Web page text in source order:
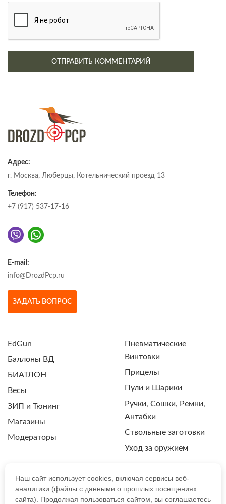
Адрес:
г. Москва, Люберцы, Котельнический проезд 13
Телефон:
+7 (917) 537-17-16
E-mail:
info@DrozdPcp.ru
ЗАДАТЬ ВОПРОС
EdGun
Баллоны ВД
БИАТЛОН
Весы
ЗИП и Тюнинг
Магазины
Модераторы
Пневматические
Винтовки
Прицелы
Пули и Шарики
Ручки, Сошки, Ремни,
Антабки
Ствольные заготовки
Уход за оружием
ПОЛИТИКА КОНФИДЕНЦИАЛЬНОСТИ
Наш сайт использует cookies, включая сервисы веб-
аналитики (файлы с данными о прошлых посещениях
сайта). Продолжая пользоваться сайтом, вы соглашаетесь